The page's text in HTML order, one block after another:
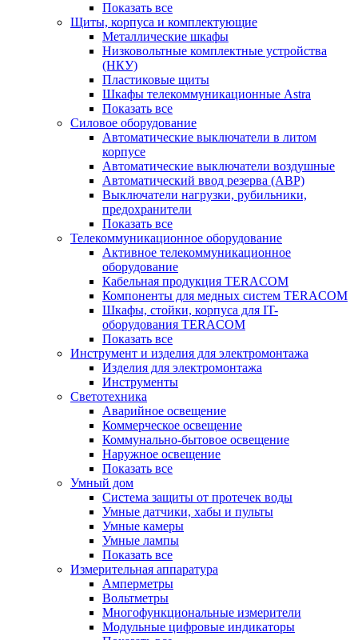
Показать все
Щиты, корпуса и комплектующие
Металлические шкафы
Низковольтные комплектные устройства
(НКУ)
Пластиковые щиты
Шкафы телекоммуникационные Astra
Показать все
Силовое оборудование
Автоматические выключатели в литом
корпусе
Автоматические выключатели воздушные
Автоматический ввод резерва (АВР)
Выключатели нагрузки, рубильники,
предохранители
Показать все
Телекоммуникационное оборудование
Активное телекоммуникационное
оборудование
Кабельная продукция TERACOM
Компоненты для медных систем TERACOM
Шкафы, стойки, корпуса для IT-
оборудования TERACOM
Показать все
Инструмент и изделия для электромонтажа
Изделия для электромонтажа
Инструменты
Светотехника
Аварийное освещение
Коммерческое освещение
Коммунально-бытовое освещение
Наружное освещение
Показать все
Умный дом
Система защиты от протечек воды
Умные датчики, хабы и пульты
Умные камеры
Умные лампы
Показать все
Измерительная аппаратура
Амперметры
Вольтметры
Многофункциональные измерители
Модульные цифровые индикаторы